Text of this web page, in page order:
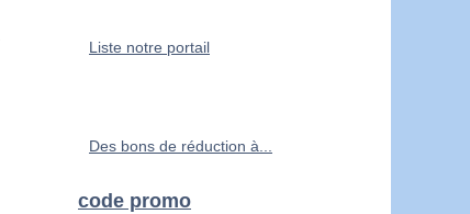
Liste notre portail
Des bons de réduction à...
code promo